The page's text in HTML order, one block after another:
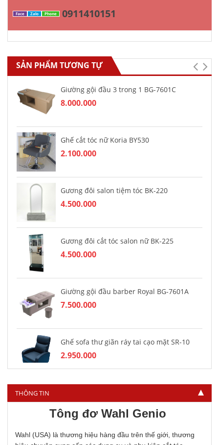
Face Zalo Phone 0911410151
SẢN PHẨM TƯƠNG TỰ
Giường gội đầu 3 trong 1 BG-7601C
8.000.000
Ghế cắt tóc nữ Koria BY530
2.100.000
Gương đôi salon tiệm tóc BK-220
4.500.000
Gương đôi cắt tóc salon nữ BK-225
4.500.000
Giường gội đầu barber Royal BG-7601A
7.500.000
Ghế sofa thư giãn ráy tai cạo mặt SR-10
2.950.000
THÔNG TIN
Tông đơ Wahl Genio
Wahl (USA) là thương hiệu hàng đầu trên thế giới, thương